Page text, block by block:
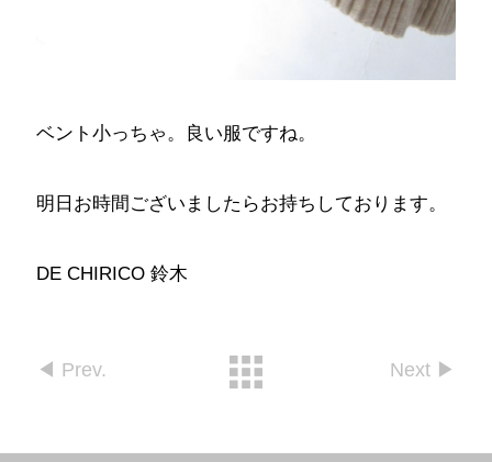
ベント小っちゃ。良い服ですね。
明日お時間ございましたらお持ちしております。
DE CHIRICO 鈴木
◀︎ Prev. Next ▶︎︎